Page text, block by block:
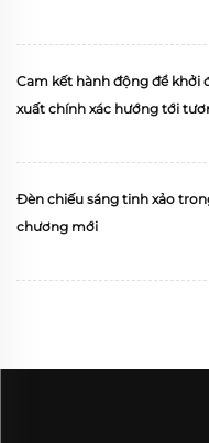
Cam kết hành động để khởi
xuất chính xác hướng tới
Đèn chiếu sáng tinh xảo
chương mới